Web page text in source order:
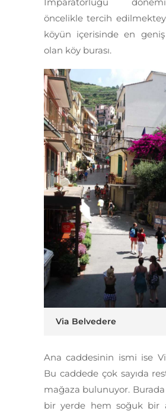
öncelikle tercih
köyün içerisinde en
olan köy burası.
Via Belvedere
Ana caddesinin ismi ise
Bu caddede çok sayıda
mağaza bulunuyor. Burada
bir yerde hem soğuk bir